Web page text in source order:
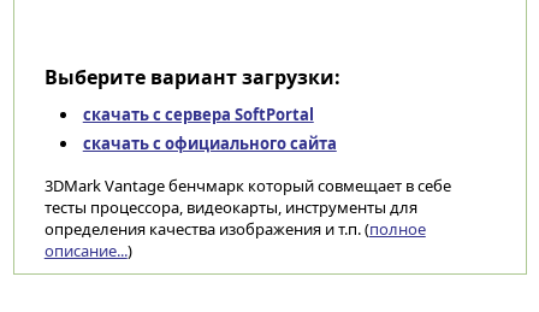
Выберите вариант загрузки:
скачать с сервера SoftPortal
скачать с официального сайта
3DMark Vantage бенчмарк который совмещает в себе
тесты процессора, видеокарты, инструменты для
определения качества изображения и т.п. (полное
описание...)